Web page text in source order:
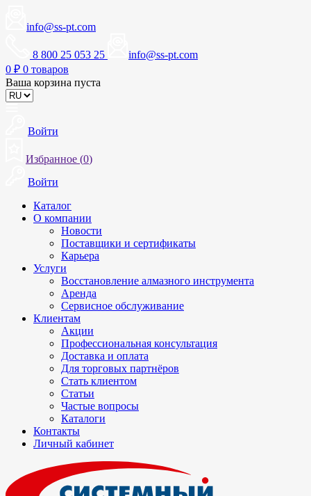
info@ss-pt.com
8 800 25 053 25
info@ss-pt.com
0 ₽ 0 товаров
Ваша корзина пуста
Войти
Избранное (0)
Войти
Каталог
О компании
Новости
Поставщики и сертификаты
Карьера
Услуги
Восстановление алмазного инструмента
Аренда
Сервисное обслуживание
Клиентам
Акции
Профессиональная консультация
Доставка и оплата
Для торговых партнёров
Стать клиентом
Статьи
Частые вопросы
Каталоги
Контакты
Личный кабинет